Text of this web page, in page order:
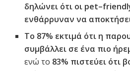
δηλώνει ότι οι pet–
ενθάρρυναν να
Το 87% εκτιμά ότι η
συμβάλλει σε ένα πιο
ενώ το 83% πιστεύει ότι